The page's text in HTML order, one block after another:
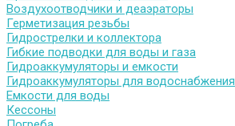
Воздухоотводчики и деаэраторы
Герметизация резьбы
Гидрострелки и коллектора
Гибкие подводки для воды и газа
Гидроаккумуляторы и емкости
Гидроаккумуляторы для водоснабжения
Емкости для воды
Кессоны